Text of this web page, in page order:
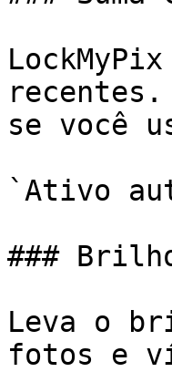
se você
`Ativo
###
Leva o
fotos e